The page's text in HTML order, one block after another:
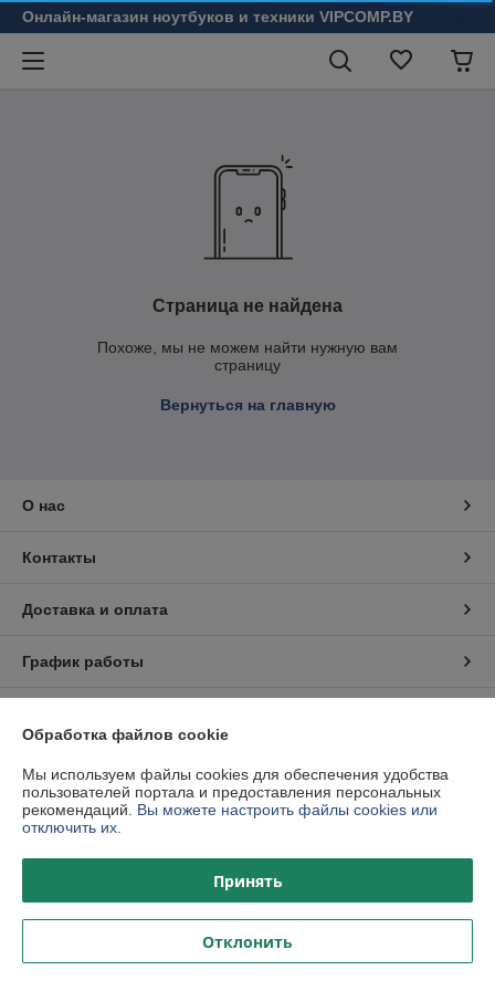
Онлайн-магазин ноутбуков и техники VIPCOMP.BY
Страница не найдена
Похоже, мы не можем найти нужную вам
страницу
Вернуться на главную
О нас
Контакты
Доставка и оплата
График работы
Политика обработки cookies
Сайт создан на платформе Deal.by
Обработка файлов cookie
Мы используем файлы cookies для обеспечения удобства
пользователей портала и предоставления персональных
рекомендаций. Вы можете настроить файлы cookies или
отключить их.
Принять
Отклонить